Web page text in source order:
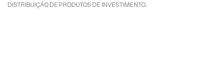
DISTRIBUIÇÃO DE PRODUTOS DE INVESTIMENTO.